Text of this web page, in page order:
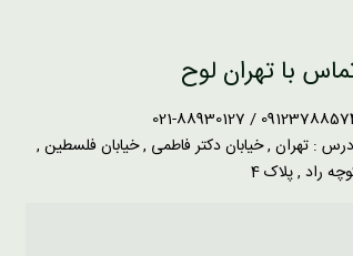
با تهران لوح
09123788574 / 021-
: تهران , خیابان دکتر فاطمی , خیابان فلسطین ,
راد , پلاک 4